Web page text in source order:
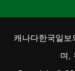
캐나다한국일
며,